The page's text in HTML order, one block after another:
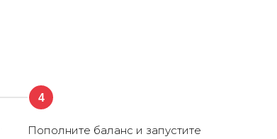
4
Пополните баланс и запустите